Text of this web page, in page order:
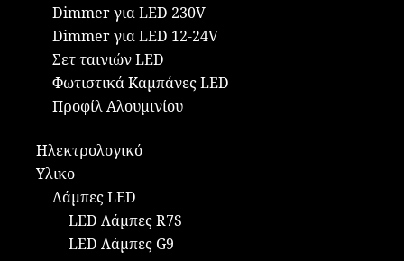
Dimmer για LED 230V
Dimmer για LED 12-24V
Σετ ταινιών LED
Φωτιστικά Καμπάνες LED
Προφίλ Αλουμινίου
Ηλεκτρολογικό
Υλικο
Λάμπες LED
LED Λάμπες R7S
LED Λάμπες G9